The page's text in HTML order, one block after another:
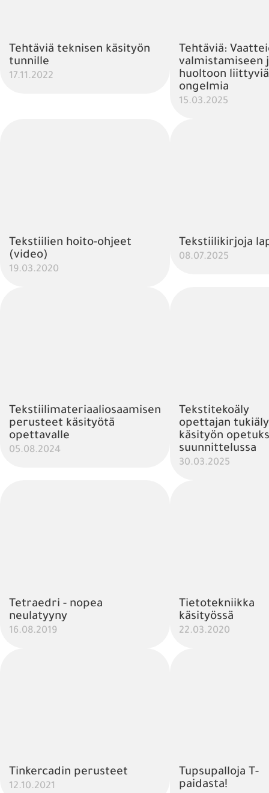
Tehtäviä teknisen käsityön
tunnille
17.11.2022
Tehtäviä:
valmistamiseen
huoltoon liittyviä
ongelmia
15.03.2025
Tekstiilien hoito-ohjeet
(video)
19.03.2020
Tekstiilikirjoja
08.07.2025
Tekstiilimateriaaliosaamisen
perusteet käsityötä
opettavalle
05.08.2024
Tekstitekoäly
opettajan
käsityön
suunnittelussa
30.03.2025
Tetraedri - nopea
neulatyyny
16.08.2019
Tietotekniikka
käsityössä
22.03.2020
Tinkercadin perusteet
12.10.2021
Tupsupalloja T-
paidasta!